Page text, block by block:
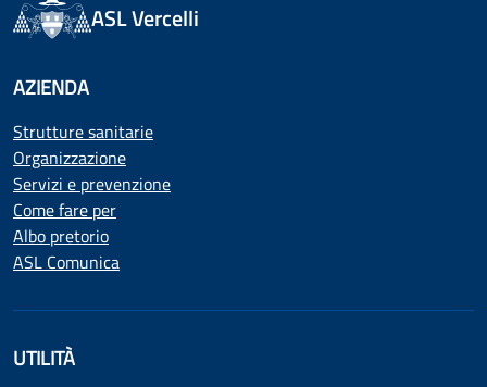
ASL Vercelli
AZIENDA
Strutture sanitarie
Organizzazione
Servizi e prevenzione
Come fare per
Albo pretorio
ASL Comunica
UTILITÀ